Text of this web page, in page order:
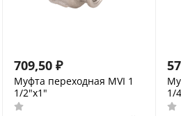
709,50 ₽
Муфта переходная MVI 1
1/2"х1"
1/